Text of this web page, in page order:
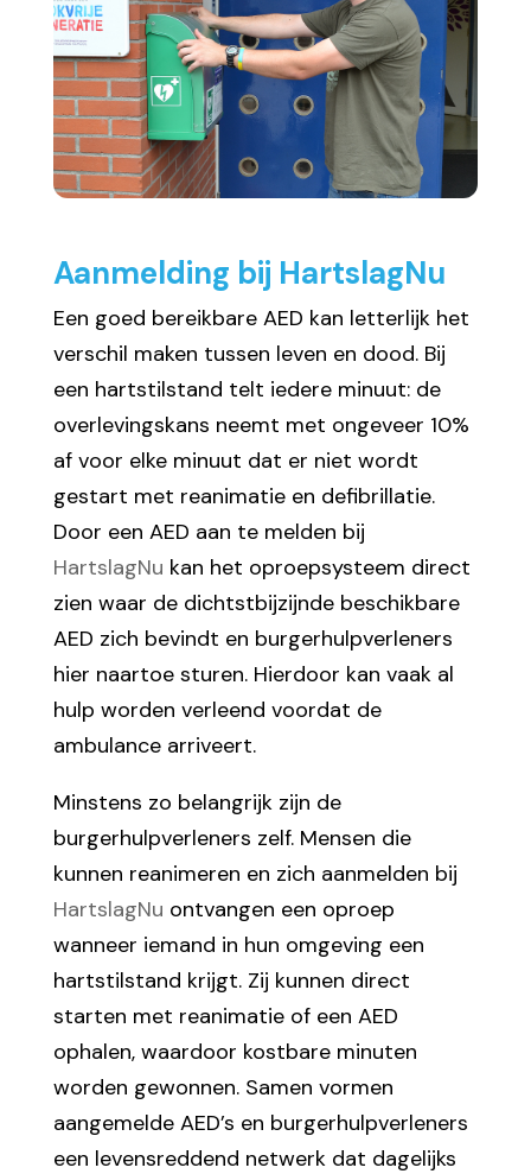
Aanmelding bij HartslagNu
Een goed bereikbare AED kan letterlijk het
verschil maken tussen leven en dood. Bij
een hartstilstand telt iedere minuut: de
overlevingskans neemt met ongeveer 10%
af voor elke minuut dat er niet wordt
gestart met reanimatie en defibrillatie.
Door een AED aan te melden bij
HartslagNu kan het oproepsysteem direct
zien waar de dichtstbijzijnde beschikbare
AED zich bevindt en burgerhulpverleners
hier naartoe sturen. Hierdoor kan vaak al
hulp worden verleend voordat de
ambulance arriveert.
Minstens zo belangrijk zijn de
burgerhulpverleners zelf. Mensen die
kunnen reanimeren en zich aanmelden bij
HartslagNu ontvangen een oproep
wanneer iemand in hun omgeving een
hartstilstand krijgt. Zij kunnen direct
starten met reanimatie of een AED
ophalen, waardoor kostbare minuten
worden gewonnen. Samen vormen
aangemelde AED’s en burgerhulpverleners
een levensreddend netwerk dat dagelijks